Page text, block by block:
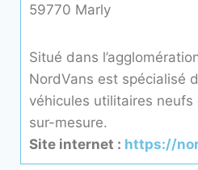
59770 Marly
Situé dans
NordVans est spécialisé
véhicules utilitaires
sur-mesure.
Site internet : https://